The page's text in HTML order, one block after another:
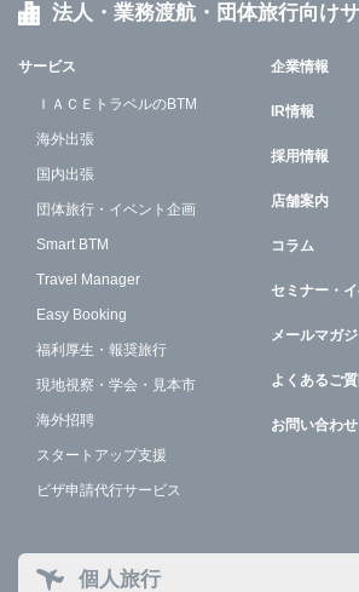
法人・業務渡航・団体旅行向け
サービス
ＩＡＣＥトラベルのBTM
海外出張
国内出張
団体旅行・イベント企画
Smart BTM
Travel Manager
Easy Booking
福利厚生・報奨旅行
現地視察・学会・見本市
海外招聘
スタートアップ支援
ビザ申請代行サービス
企業情報
IR情報
採用情報
店舗案内
コラム
セミナー・
メールマガ
よくあるご
お問い合わせ
個人旅行